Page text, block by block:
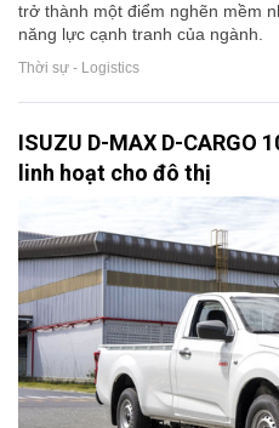
trở thành một điểm nghẽn mềm
năng lực cạnh tranh của ngành.
Thời sự - Logistics
ISUZU D-MAX D-CARGO
linh hoạt cho đô thị